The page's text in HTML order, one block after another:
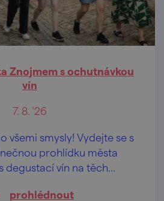
Znojmem s ochutnávkou
vín
7. 8. '26
všemi smysly! Vydejte se s
prohlídku města
degustací vín na těch
prohlédnout